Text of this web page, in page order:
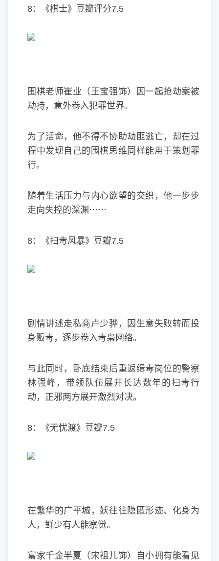
8：《棋士》豆瓣评分7.5
围棋老师崔业（王宝强饰）因一起抢劫案被
劫持，意外卷入犯罪世界。
为了活命，他不得不协助劫匪逃亡，却在过
程中发现自己的围棋思维同样能用于策划罪
行。
随着生活压力与内心欲望的交织，他一步步
走向失控的深渊⋯⋯
8：《扫毒风暴》豆瓣7.5
剧情讲述走私商卢少骅，因生意失败转而投
身贩毒，逐步卷入毒枭网络。
与此同时，卧底结束后重返缉毒岗位的警察
林强峰，带领队伍展开长达数年的扫毒行
动，正邪两方展开激烈对决。
8：《无忧渡》豆瓣7.5
在繁华的广平城，妖往往隐匿形迹、化身为
人，鲜少有人能察觉。
富家千金半夏（宋祖儿饰）自小拥有能看见